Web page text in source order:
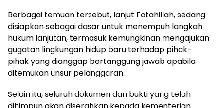
Berbagai temuan tersebut, lanjut Fatahillah, sedang
disiapkan sebagai dasar untuk menempuh langkah
hukum lanjutan, termasuk kemungkinan mengajukan
gugatan lingkungan hidup baru terhadap pihak-
pihak yang dianggap bertanggung jawab apabila
ditemukan unsur pelanggaran.
Selain itu, seluruh dokumen dan bukti yang telah